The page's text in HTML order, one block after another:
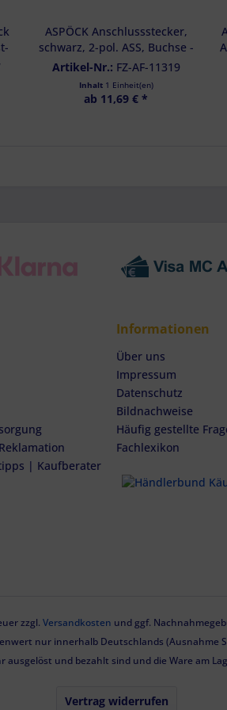
ASPÖCK Anschlussstecker,
schwarz, 2-pol. ASS, Buchse -
13-5626-284
Artikel-Nr.: FZ-AF-11319
Inhalt 1 Einheit(en)
ab 11,69 € *
| Kaufberater
Informationen
Über uns
Impressum
Datenschutz
Bildnachweise
Häufig gestellte
Fachlexikon
zzgl. Versandkosten und ggf.
nur innerhalb Deutschlands
ausgelöst und bezahlt sind und die Ware am
Vertrag widerrufen
aktiv abfragen